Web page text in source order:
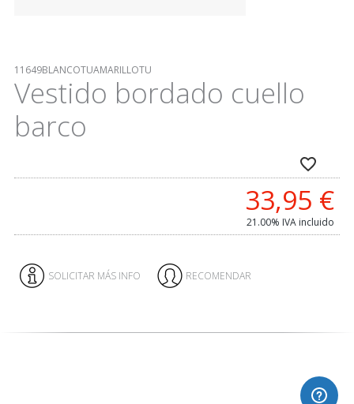
11649BLANCOTUAMARILLOTU
Vestido bordado cuello
barco
33,95 €
21.00% IVA incluido
SOLICITAR MÁS INFO RECOMENDAR